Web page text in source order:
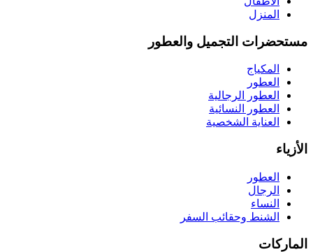
المنزل
مستحضرات التجميل والعطور
المكياج
العطور
العطور الرجالية
العطور النسائية
العناية الشخصية
الأزياء
العطور
الرجال
النساء
الشنط وحقائب السفر
الماركات